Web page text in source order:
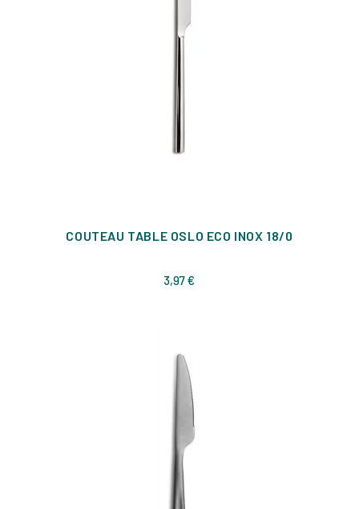
COUTEAU TABLE OSLO ECO INOX 18/0
3,97 €